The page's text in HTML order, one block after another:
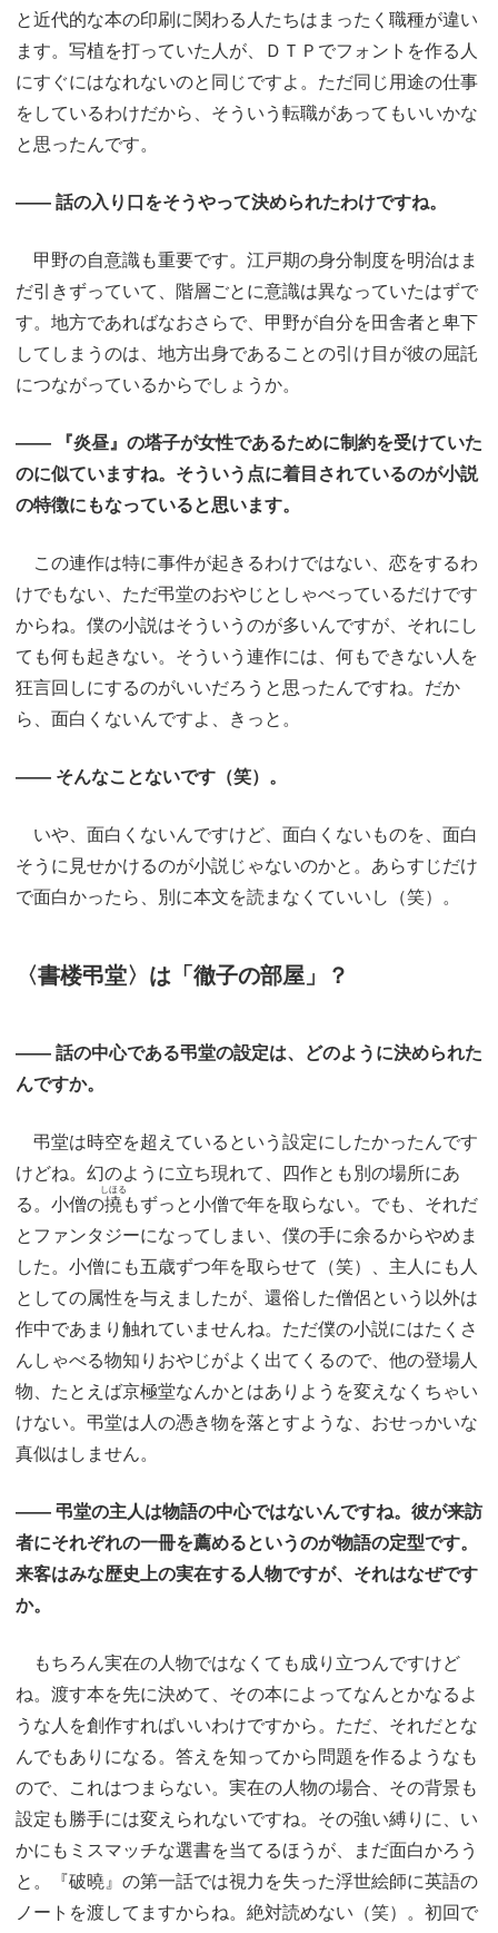
と近代的な本の印刷に関わる人たちはまったく職種が違い
ます。写植を打っていた人が、ＤＴＰでフォントを作る人
にすぐにはなれないのと同じですよ。ただ同じ用途の仕事
をしているわけだから、そういう転職があってもいいかな
と思ったんです。
―― 話の入り口をそうやって決められたわけですね。
甲野の自意識も重要です。江戸期の身分制度を明治はま
だ引きずっていて、階層ごとに意識は異なっていたはずで
す。地方であればなおさらで、甲野が自分を田舎者と卑下
してしまうのは、地方出身であることの引け目が彼の屈託
につながっているからでしょうか。
―― 『炎昼』の塔子が女性であるために制約を受けていた
のに似ていますね。そういう点に着目されているのが小説
の特徴にもなっていると思います。
この連作は特に事件が起きるわけではない、恋をするわ
けでもない、ただ弔堂のおやじとしゃべっているだけです
からね。僕の小説はそういうのが多いんですが、それにし
ても何も起きない。そういう連作には、何もできない人を
狂言回しにするのがいいだろうと思ったんですね。だか
ら、面白くないんですよ、きっと。
―― そんなことないです（笑）。
いや、面白くないんですけど、面白くないものを、面白
そうに見せかけるのが小説じゃないのかと。あらすじだけ
で面白かったら、別に本文を読まなくていいし（笑）。
〈書楼弔堂〉は「徹子の部屋」？
―― 話の中心である弔堂の設定は、どのように決められた
んですか。
弔堂は時空を超えているという設定にしたかったんです
けどね。幻のように立ち現れて、四作とも別の場所にあ
る。小僧の撓
しほる
もずっと小僧で年を取らない。でも、それだ
とファンタジーになってしまい、僕の手に余るからやめま
した。小僧にも五歳ずつ年を取らせて（笑）、主人にも人
としての属性を与えましたが、還俗した僧侶という以外は
作中であまり触れていませんね。ただ僕の小説にはたくさ
んしゃべる物知りおやじがよく出てくるので、他の登場人
物、たとえば京極堂なんかとはありようを変えなくちゃい
けない。弔堂は人の憑き物を落とすような、おせっかいな
真似はしません。
―― 弔堂の主人は物語の中心ではないんですね。彼が来訪
者にそれぞれの一冊を薦めるというのが物語の定型です。
来客はみな歴史上の実在する人物ですが、それはなぜです
か。
もちろん実在の人物ではなくても成り立つんですけど
ね。渡す本を先に決めて、その本によってなんとかなるよ
うな人を創作すればいいわけですから。ただ、それだとな
んでもありになる。答えを知ってから問題を作るようなも
ので、これはつまらない。実在の人物の場合、その背景も
設定も勝手には変えられないですね。その強い縛りに、い
かにもミスマッチな選書を当てるほうが、まだ面白かろう
と。『破曉』の第一話では視力を失った浮世絵師に英語の
ノートを渡してますからね。絶対読めない（笑）。初回で